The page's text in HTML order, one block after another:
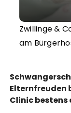
Zwillinge &
am
Elternfreuden
Clinic